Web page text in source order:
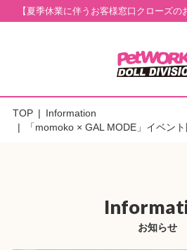
【夏季休業に伴うお客様窓口クローズの
TOP
Information
「momoko × GAL MODE」イベン
お知らせ